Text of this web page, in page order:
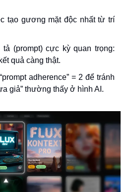
tạo gương mặt độc nhất từ trí
(prompt) cực kỳ quan trọng:
quả càng thật.
adherence” = 2 để tránh
giả” thường thấy ở hình AI.